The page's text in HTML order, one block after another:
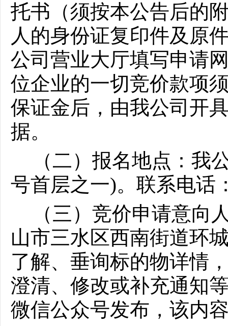
托书（须按本公告后的
人的身份证复印件及原
公司营业大厅填写申请
位企业的一切竞价款项
保证金后，由我公司开
据。
（二）报名地点：我
号首层之一)。联系电话
（三）竞价申请意向
山市三水区西南街道环
了解、垂询标的物详情
澄清、修改或补充通知
微信公众号发布，该内